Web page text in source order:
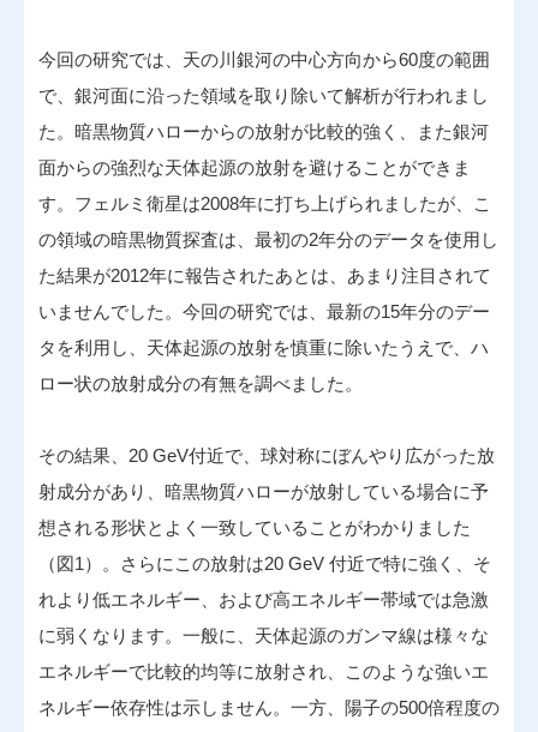
今回の研究では、天の川銀河の中心方向から60度の範囲
で、銀河面に沿った領域を取り除いて解析が行われまし
た。暗黒物質ハローからの放射が比較的強く、また銀河
面からの強烈な天体起源の放射を避けることができま
す。フェルミ衛星は2008年に打ち上げられましたが、こ
の領域の暗黒物質探査は、最初の2年分のデータを使用し
た結果が2012年に報告されたあとは、あまり注目されて
いませんでした。今回の研究では、最新の15年分のデー
タを利用し、天体起源の放射を慎重に除いたうえで、ハ
ロー状の放射成分の有無を調べました。
その結果、20 GeV付近で、球対称にぼんやり広がった放
射成分があり、暗黒物質ハローが放射している場合に予
想される形状とよく一致していることがわかりました
（図1）。さらにこの放射は20 GeV 付近で特に強く、そ
れより低エネルギー、および高エネルギー帯域では急激
に弱くなります。一般に、天体起源のガンマ線は様々な
エネルギーで比較的均等に放射され、このような強いエ
ネルギー依存性は示しません。一方、陽子の500倍程度の